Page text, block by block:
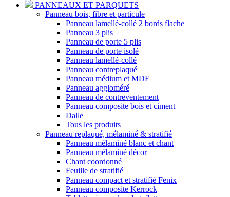
PANNEAUX ET PARQUETS
Panneau bois, fibre et particule
Panneau lamellé-collé 2 bords flache
Panneau 3 plis
Panneau de porte 5 plis
Panneau de porte isolé
Panneau lamellé-collé
Panneau contreplaqué
Panneau médium et MDF
Panneau aggloméré
Panneau de contreventement
Panneau composite bois et ciment
Dalle
Tous les produits
Panneau replaqué, mélaminé & stratifié
Panneau mélaminé blanc et chant
Panneau mélaminé décor
Chant coordonné
Feuille de stratifié
Panneau compact et stratifié Fenix
Panneau composite Kerrock